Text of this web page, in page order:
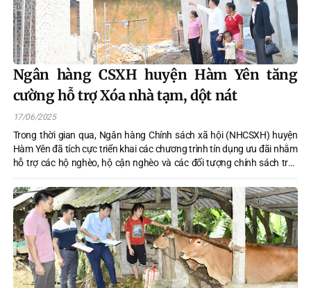
Ngân hàng CSXH huyện Hàm Yên tăng
cường hỗ trợ Xóa nhà tạm, dột nát
17/06/2025
Trong thời gian qua, Ngân hàng Chính sách xã hội (NHCSXH) huyện
Hàm Yên đã tích cực triển khai các chương trình tín dụng ưu đãi nhằm
hỗ trợ các hộ nghèo, hộ cận nghèo và các đối tượng chính sách trên
địa bàn có điều kiện cải thiện điều kiện sống, trong đó có việc xóa nhà
tạm, nhà dột nát.